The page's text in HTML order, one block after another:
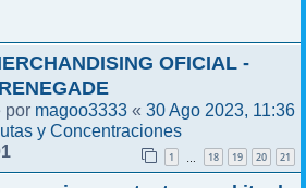
OFICIAL -
por magoo3333 « 30 Ago 2023, 11:36
y Concentraciones
1 … 18 19 20 21